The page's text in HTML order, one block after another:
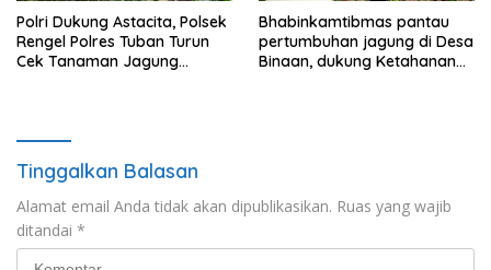
Polri Dukung Astacita, Polsek
Rengel Polres Tuban Turun
Cek Tanaman Jagung
Bhabinkamtibmas pantau
pertumbuhan jagung di Desa
Binaan, dukung Ketahanan
Tinggalkan Balasan
Alamat email Anda tidak akan dipublikasikan. Ruas yang wajib
ditandai *